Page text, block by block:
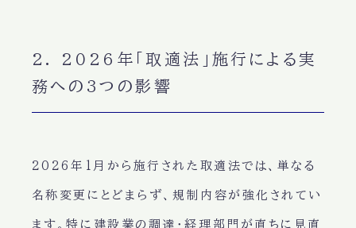
2. 2026年「取適法」施行による実
務への3つの影響
2026年1月から施行された取適法では、単なる
名称変更にとどまらず、規制内容が強化されてい
ます。特に建設業の調達・経理部門が直ちに見直